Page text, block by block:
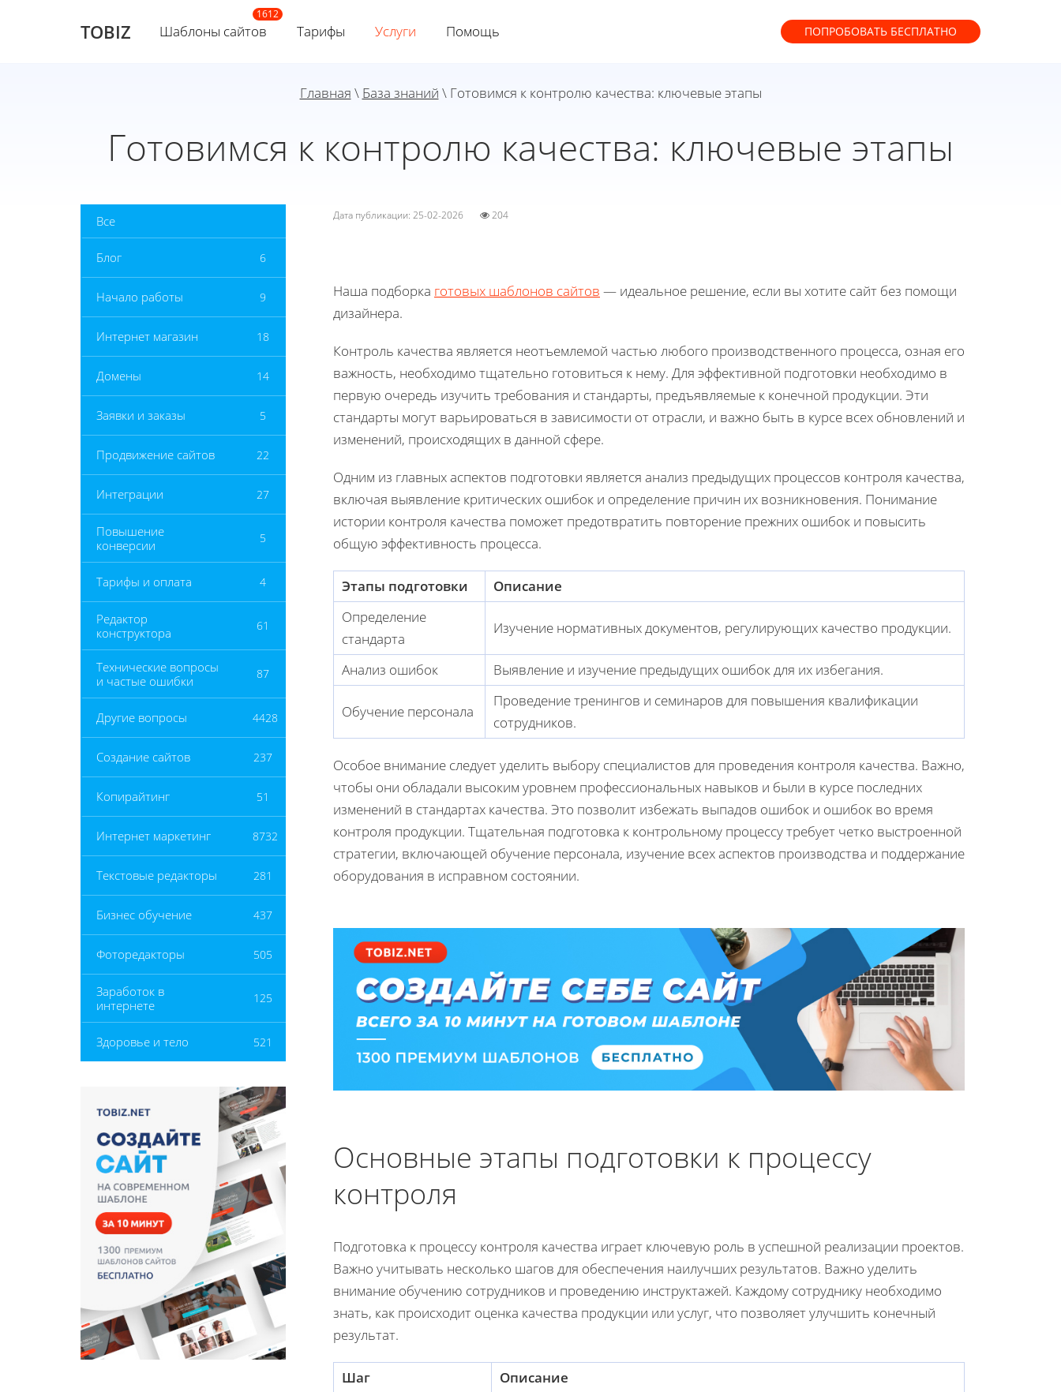
TOBIZ Шаблоны сайтов Тарифы Услуги Помощь ПОПРОБОВАТЬ БЕСПЛАТНО
Главная \ База знаний \ Готовимся к контролю качества: ключевые этапы
Готовимся к контролю качества: ключевые этапы
Все
Блог 6
Начало работы 9
Интернет магазин 18
Домены 14
Заявки и заказы 5
Продвижение сайтов 22
Интеграции 27
Повышение
конверсии
5
Тарифы и оплата 4
Редактор
конструктора
61
Технические вопросы
и частые ошибки
87
Другие вопросы 4428
Создание сайтов 237
Копирайтинг 51
Интернет маркетинг 8732
Текстовые редакторы 281
Бизнес обучение 437
Фоторедакторы 505
Заработок в
интернете
125
Здоровье и тело 521
Дата публикации: 25-02-2026 204
Наша подборка готовых шаблонов сайтов — идеальное решение, если вы хотите сайт без помощи
дизайнера.
Контроль качества является неотъемлемой частью любого производственного процесса, озная его
важность, необходимо тщательно готовиться к нему. Для эффективной подготовки необходимо в
первую очередь изучить требования и стандарты, предъявляемые к конечной продукции. Эти
стандарты могут варьироваться в зависимости от отрасли, и важно быть в курсе всех обновлений и
изменений, происходящих в данной сфере.
Одним из главных аспектов подготовки является анализ предыдущих процессов контроля качества,
включая выявление критических ошибок и определение причин их возникновения. Понимание
истории контроля качества поможет предотвратить повторение прежних ошибок и повысить
общую эффективность процесса.
Этапы подготовки
Описание
Определение
стандарта
Изучение нормативных документов, регулирующих качество продукции.
Анализ ошибок Выявление и изучение предыдущих ошибок для их избегания.
Обучение персонала
Проведение тренингов и семинаров для повышения квалификации
сотрудников.
Особое внимание следует уделить выбору специалистов для проведения контроля качества. Важно,
чтобы они обладали высоким уровнем профессиональных навыков и были в курсе последних
изменений в стандартах качества. Это позволит избежать выпадов ошибок и ошибок во время
контроля продукции. Тщательная подготовка к контрольному процессу требует четко выстроенной
стратегии, включающей обучение персонала, изучение всех аспектов производства и поддержание
оборудования в исправном состоянии.
Основные этапы подготовки к процессу
контроля
Подготовка к процессу контроля качества играет ключевую роль в успешной реализации проектов.
Важно учитывать несколько шагов для обеспечения наилучших результатов. Важно уделить
внимание обучению сотрудников и проведению инструктажей. Каждому сотруднику необходимо
знать, как происходит оценка качества продукции или услуг, что позволяет улучшить конечный
результат.
Шаг
Описание